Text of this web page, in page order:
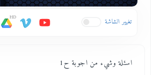
تغيير الشاشة HD
اسئلة وشيء من اجوبة ح1